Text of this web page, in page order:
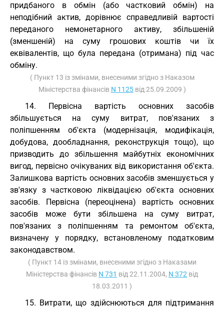
придбаного в обмін (або частковий обмін) на
неподібний актив, дорівнює справедливій вартості
переданого немонетарного активу, збільшеній
(зменшеній) на суму грошових коштів чи їх
еквівалентів, що була передана (отримана) під час
обміну.
( Пункт 13 із змінами, внесеними згідно з Наказом
Міністерства фінансів N 1125від 25.09.2009 )
14. Первісна вартість основних засобів
збільшується на суму витрат, пов'язаних з
поліпшенням об'єкта (модернізація, модифікація,
добудова, дообладнання, реконструкція тощо), що
призводить до збільшення майбутніх економічних
вигод, первісно очікуваних від використання об'єкта.
Залишкова вартість основних засобів зменшується у
зв'язку з частковою ліквідацією об'єкта основних
засобів. Первісна (переоцінена) вартість основних
засобів може бути збільшена на суму витрат,
пов'язаних з поліпшенням та ремонтом об'єкта,
визначену у порядку, встановленому податковим
законодавством.
( Пункт 14 із змінами, внесеними згідно з Наказами
Міністерства фінансів N 731 від 22.11.2004, N 372 від
18.03.2011 )
15. Витрати, що здійснюються для підтримання